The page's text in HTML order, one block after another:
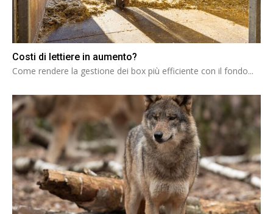
Costi di lettiere in aumento?
Come rendere la gestione dei box più efficiente con il fondo...